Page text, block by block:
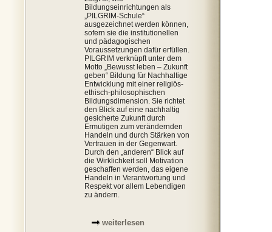
Bildungseinrichtungen als
„PILGRIM-Schule“
ausgezeichnet werden können,
sofern sie die institutionellen
und pädagogischen
Voraussetzungen dafür erfüllen.
PILGRIM verknüpft unter dem
Motto „Bewusst leben – Zukunft
geben“ Bildung für Nachhaltige
Entwicklung mit einer religiös-
ethisch-philosophischen
Bildungsdimension. Sie richtet
den Blick auf eine nachhaltig
gesicherte Zukunft durch
Ermutigen zum verändernden
Handeln und durch Stärken von
Vertrauen in der Gegenwart.
Durch den „anderen“ Blick auf
die Wirklichkeit soll Motivation
geschaffen werden, das eigene
Handeln in Verantwortung und
Respekt vor allem Lebendigen
zu ändern.
weiterlesen